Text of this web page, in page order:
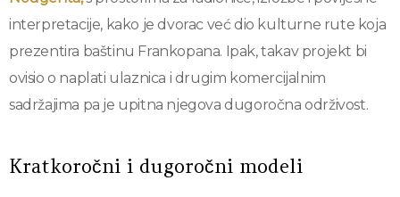
interpretacije, kako je dvorac već dio kulturne rute koja
prezentira baštinu Frankopana. Ipak, takav projekt bi
ovisio o naplati ulaznica i drugim komercijalnim
sadržajima pa je upitna njegova dugoročna održivost.
Kratkoročni i dugoročni modeli